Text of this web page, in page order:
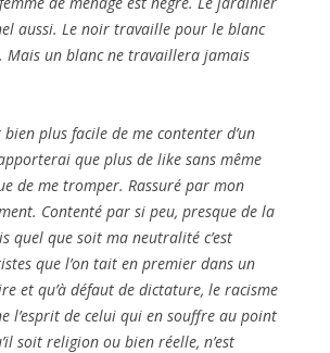
aussi. Le noir travaille pour le blanc
Mais un blanc ne travaillera jamais
plus facile de me contenter d’un
que plus de like sans même
de me tromper. Rassuré par mon
Contenté par si peu, presque de la
quel que soit ma neutralité c’est
que l’on tait en premier dans un
et qu’à défaut de dictature, le racisme
l’esprit de celui qui en souffre au point
soit religion ou bien réelle, n’est